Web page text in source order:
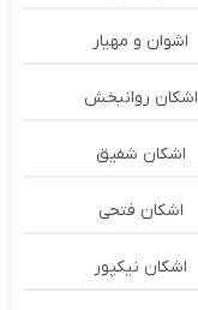
اشوان و مهیار
اشکان روانبخش
اشکان شفیق
اشکان فتحی
اشکان نیکپور